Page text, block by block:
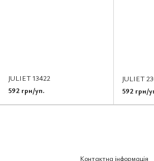
JULIET 13422
592 грн/уп.
JULIET
592 грн/
Контактна інформація